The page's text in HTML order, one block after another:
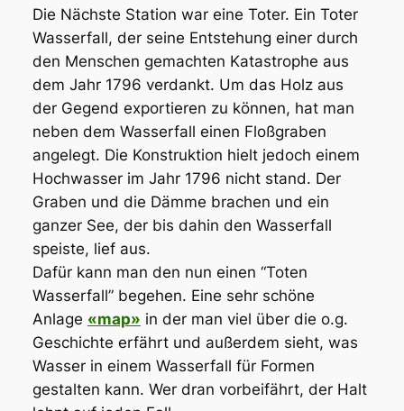
Die Nächste Station war eine Toter. Ein Toter
Wasserfall, der seine Entstehung einer durch
den Menschen gemachten Katastrophe aus
dem Jahr 1796 verdankt. Um das Holz aus
der Gegend exportieren zu können, hat man
neben dem Wasserfall einen Floßgraben
angelegt. Die Konstruktion hielt jedoch einem
Hochwasser im Jahr 1796 nicht stand. Der
Graben und die Dämme brachen und ein
ganzer See, der bis dahin den Wasserfall
speiste, lief aus.
Dafür kann man den nun einen “Toten
Wasserfall” begehen. Eine sehr schöne
Anlage «map» in der man viel über die o.g.
Geschichte erfährt und außerdem sieht, was
Wasser in einem Wasserfall für Formen
gestalten kann. Wer dran vorbeifährt, der Halt